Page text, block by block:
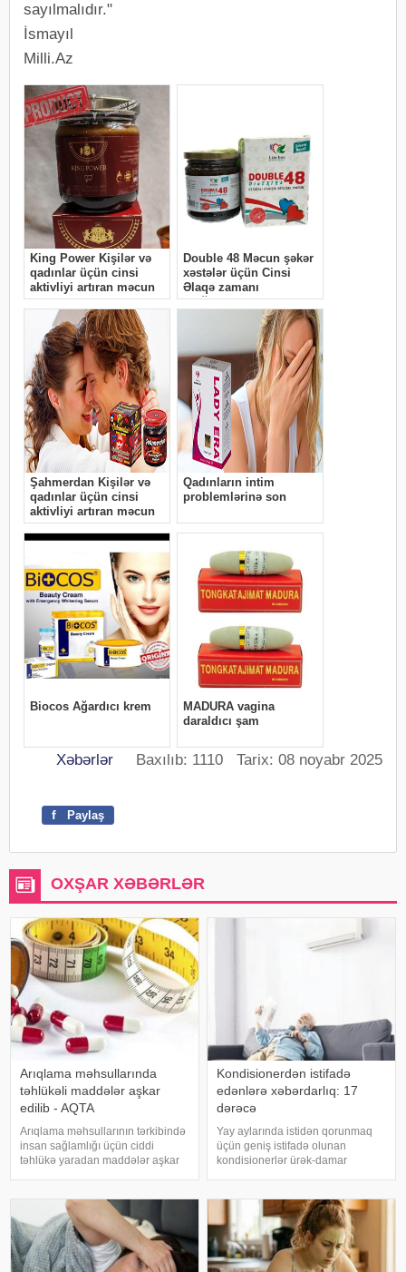
sayılmalıdır."
İsmayıl
Milli.Az
Xəbərlər Baxılıb: 1110 Tarix: 08 noyabr 2025
f Paylaş
OXŞAR XƏBƏRLƏR
Arıqlama məhsullarında
təhlükəli maddələr aşkar
edilib - AQTA
Arıqlama məhsullarının tərkibində
insan sağlamlığı üçün ciddi
təhlükə yaradan maddələr aşkar
Təhlükəsizliyi Agentliyinin (AQTA)
Qida təhlükəsizliyi şöbəsinin
müdir
Kondisionerdən istifadə
edənlərə xəbərdarlıq: 17
dərəcə
Yay aylarında istidən qorunmaq
üçün geniş istifadə olunan
kondisionerlər ürək-damar
kardioloqların bildirdiyinə görə,
tərli halda qəfil çox soyuq otağ